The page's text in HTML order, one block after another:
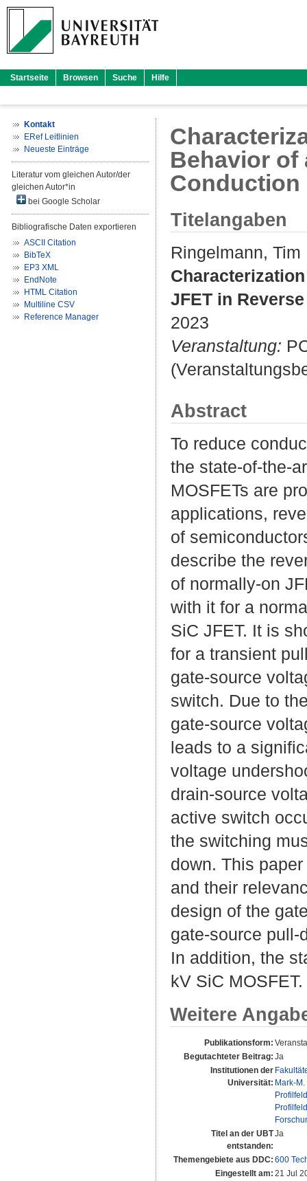
Startseite Browsen Suche Hilfe
Kontakt
ERef Leitlinien
Neueste Einträge
Literatur vom gleichen Autor/der
gleichen Autor*in
bei Google Scholar
Bibliografische Daten exportieren
ASCII Citation
BibTeX
EP3 XML
EndNote
HTML Citation
Multiline CSV
Reference Manager
Behavior of
Conduction
Titelangaben
Ringelmann, Tim
JFET in
2023
Veranstaltung:
Abstract
To reduce
the state-of-the-
MOSFETs are
applications,
of
describe the
of normally-on
with it for a
SiC JFET. It is
for a transient
gate-source
switch. Due to
gate-source
leads to a
voltage
drain-source
active switch
the switching
down. This
and their
design of the
gate-source pull-
In addition, the
kV SiC MOSFET.
Weitere
Publikationsform:
Begutachteter Beitrag: Ja
Institutionen der
Universität: Mark-
Titel an der UBT
entstanden:
Ja
Themengebiete aus DDC: 600
Eingestellt am: 21 Jul